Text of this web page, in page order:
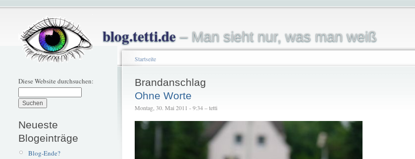
blog.tetti.de– Man sieht nur, was man weiß
Diese Website durchsuchen:
Neueste
Blogeinträge
Blog-Ende?
Startseite
Brandanschlag
Ohne Worte
Montag, 30. Mai 2011 - 9:34 – tetti